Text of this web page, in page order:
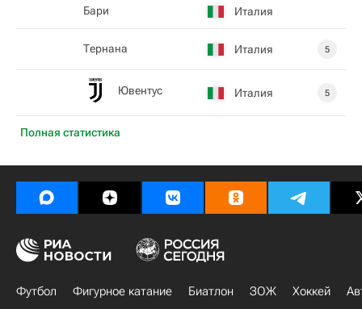
Полная статистика
Бари Италия
Тернана Италия 5
Ювентус Италия 5
Футбол Фигурное катание Биатлон ЗОЖ Хоккей